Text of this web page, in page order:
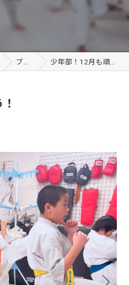
ブログ 少年部！12月も頑張ろう！